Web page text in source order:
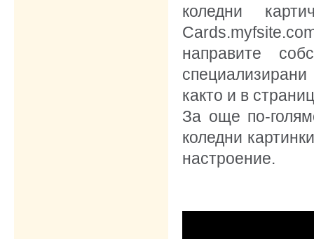
коледни
направите
както и в
За още по-
коледни
настроение.